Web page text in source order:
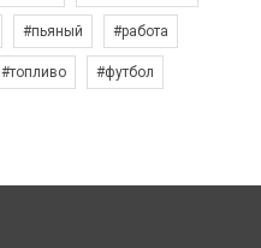
#пьяный #работа
#топливо #футбол